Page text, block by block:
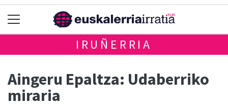
IRUÑERRIA
Aingeru Epaltza: Udaberriko
miraria